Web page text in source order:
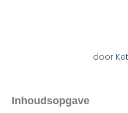
door
Inhoudsopgave